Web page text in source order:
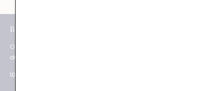
BOUTIQUES
Ouverture
du mardi au samedi
10.30 – 19.00